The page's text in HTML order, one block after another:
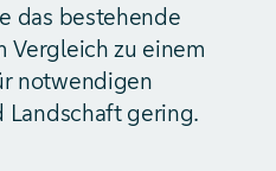
das bestehende
Vergleich zu einem
notwendigen
Landschaft gering.